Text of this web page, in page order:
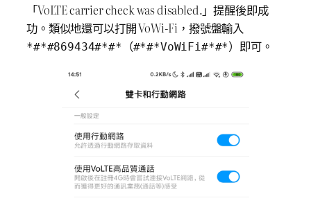
「VoLTE carrier check was disabled.」提醒後即成
功。類似地還可以打開 VoWi-Fi，撥號盤輸入
*#*#869434#*#* （#*#*VoWiFi#*#*）即可。